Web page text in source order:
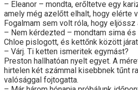
– Eleanor – mondta, erőltetve egy
amely még azelőtt elhalt, hogy elérte
Fogalmam sem volt róla, hogy
– Nem kérdezted – mondtam sima
Chloe pislogott, és kettőnk között
– Várj. Ti ketten ismeritek egymást?
Preston hallhatóan nyelt egyet. A
hirtelen két számmal kisebbnek tűnt
valósággal fojtogatta.